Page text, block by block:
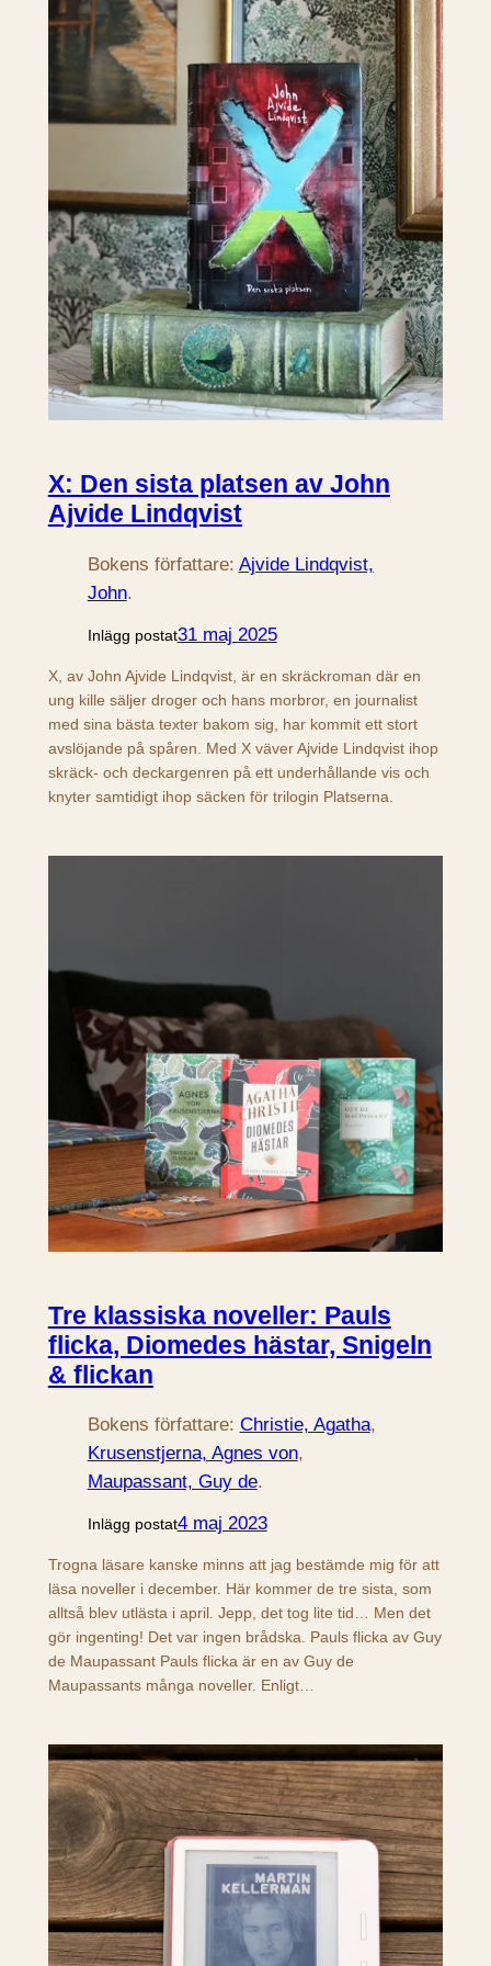
X: Den sista platsen av John
Ajvide Lindqvist
Bokens författare: Ajvide Lindqvist,
John.
Inlägg postat31 maj 2025
X, av John Ajvide Lindqvist, är en skräckroman där en
ung kille säljer droger och hans morbror, en journalist
med sina bästa texter bakom sig, har kommit ett stort
avslöjande på spåren. Med X väver Ajvide Lindqvist ihop
skräck- och deckargenren på ett underhållande vis och
knyter samtidigt ihop säcken för trilogin Platserna.
Tre klassiska noveller: Pauls
flicka, Diomedes hästar, Snigeln
& flickan
Bokens författare: Christie, Agatha
Krusenstjerna, Agnes von
Maupassant, Guy de.
Inlägg postat4 maj 2023
Trogna läsare kanske minns att jag bestämde mig för att
läsa noveller i december. Här kommer de tre sista, som
alltså blev utlästa i april. Jepp, det tog lite tid… Men det
gör ingenting! Det var ingen brådska. Pauls flicka av Guy
de Maupassant Pauls flicka är en av Guy de
Maupassants många noveller. Enligt…